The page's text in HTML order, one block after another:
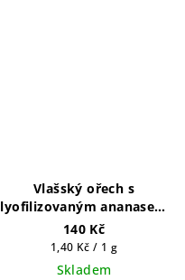
Vlašský ořech s
lyofilizovaným ananasem
100g
140 Kč
Měrná
cena:
1,40 Kč / 1 g
Skladem